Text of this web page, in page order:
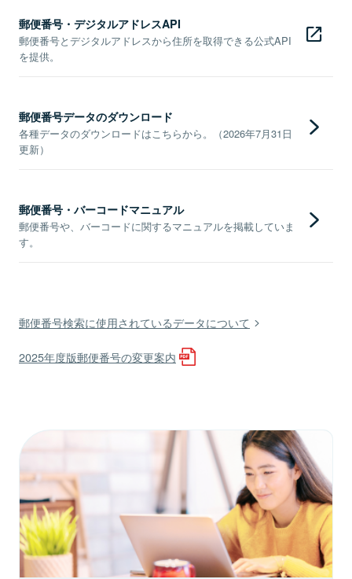
郵便番号・デジタルアドレスAPI
郵便番号とデジタルアドレスから住所を取得できる公式API
を提供。
郵便番号データのダウンロード
各種データのダウンロードはこちらから。（2026年7月31日
更新）
郵便番号・バーコードマニュアル
郵便番号や、バーコードに関するマニュアルを掲載していま
す。
郵便番号検索に使用されているデータについて
2025年度版郵便番号の変更案内